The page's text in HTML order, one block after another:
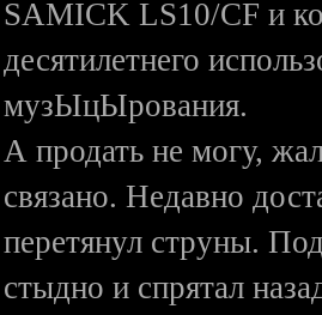
SAMICK LS10/CF и
десятилетнего
музЫцЫрования.
А продать не могу,
связано. Недавно
перетянул струны.
стыдно и спрятал